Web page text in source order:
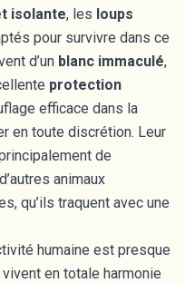
isolante, les loups
pour survivre dans ce
d’un blanc immaculé,
protection
efficace dans la
en toute discrétion. Leur
de
animaux
qu’ils traquent avec une
humaine est presque
vivent en totale harmonie